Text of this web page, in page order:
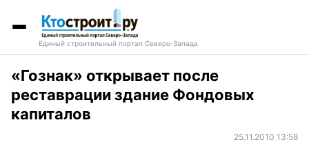
Единый строительный портал Северо-Запада
«Гознак» открывает после
реставрации здание Фондовых
капиталов
25.11.2010 13:58